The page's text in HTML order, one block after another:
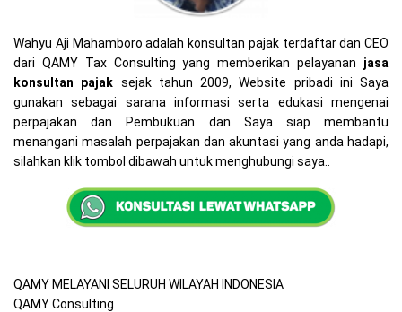
Wahyu Aji Mahamboro adalah konsultan pajak terdaftar dan CEO
dari QAMY Tax Consulting yang memberikan pelayanan jasa
konsultan pajak sejak tahun 2009, Website pribadi ini Saya
gunakan sebagai sarana informasi serta edukasi mengenai
perpajakan dan Pembukuan dan Saya siap membantu
menangani masalah perpajakan dan akuntasi yang anda hadapi,
silahkan klik tombol dibawah untuk menghubungi saya..
QAMY MELAYANI SELURUH WILAYAH INDONESIA
QAMY Consulting